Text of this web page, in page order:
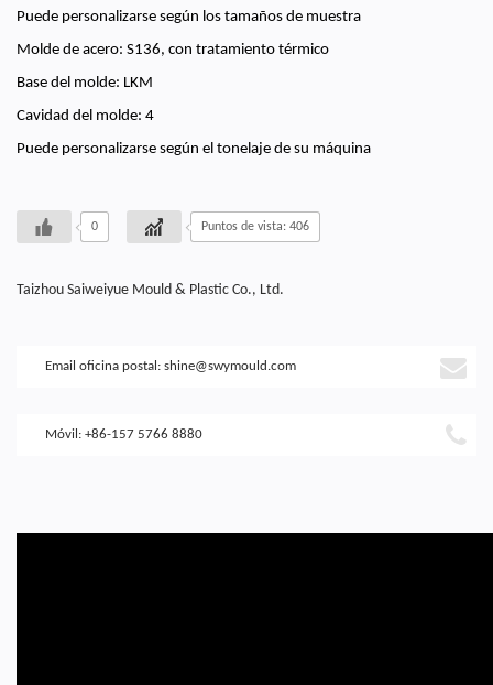
Puede personalizarse según los tamaños de muestra
Molde de acero: S136, con tratamiento térmico
Base del molde: LKM
Cavidad del molde: 4
Puede personalizarse según el tonelaje de su máquina
0 Puntos de vista: 406
Taizhou Saiweiyue Mould & Plastic Co., Ltd.
Email oficina postal: shine@swymould.com
Móvil: +86-157 5766 8880